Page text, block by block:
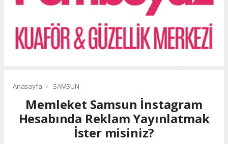
Anasayfa SAMSUN
Memleket Samsun İnstagram
Hesabında Reklam Yayınlatmak
İster misiniz?